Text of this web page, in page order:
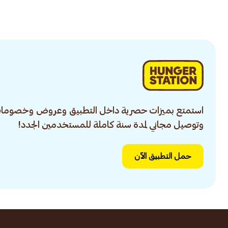
استمتع بميزات حصرية داخل التطبيق وعروض
وتوصيل مجاني لمدة سنة كاملة للمستخدمين الجدد!
حمل التطبيق الآن